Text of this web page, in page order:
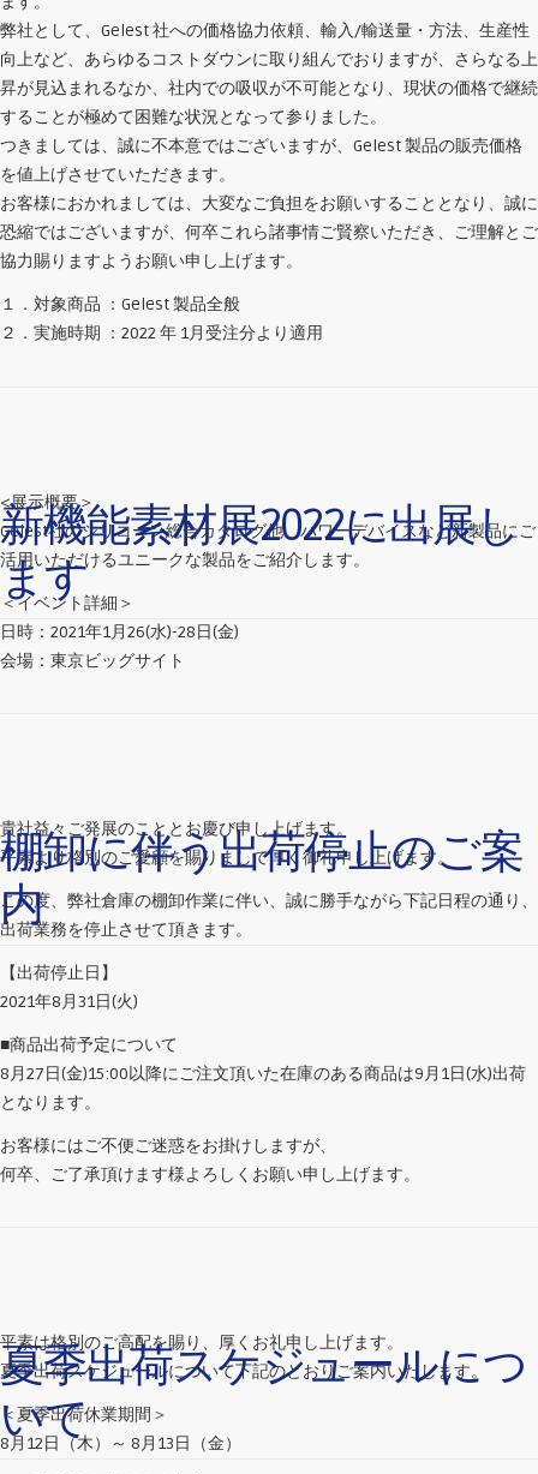
弊社として、Gelest 社への価格協力依頼、輸入/輸送量・方法、生産性
向上など、あらゆるコストダウンに取り組んでおりますが、さらなる上
昇が見込まれるなか、社内での吸収が不可能となり、現状の価格で継続
することが極めて困難な状況となって参りました。
つきましては、誠に不本意ではございますが、Gelest 製品の販売価格
を値上げさせていただきます。
お客様におかれましては、大変なご負担をお願いすることとなり、誠に
恐縮ではございますが、何卒これら諸事情ご賢察いただき、ご理解とご
協力賜りますようお願い申し上げます。
１．対象商品 ：Gelest 製品全般
２．実施時期 ：2022 年 1月受注分より適用
新機能素材展2022に出展し
ます
<展示概要＞
Gelest社のシリコーン総合カタログ他、パワーデバイスなど新製品にご
活用いただけるユニークな製品をご紹介します。
＜イベント詳細＞
日時：2021年1月26(水)-28日(金)
会場：東京ビッグサイト
棚卸に伴う出荷停止のご案
内
貴社益々ご発展のこととお慶び申し上げます。
平素より格別のご愛顧を賜りまして厚く御礼申し上げます。
この度、弊社倉庫の棚卸作業に伴い、誠に勝手ながら下記日程の通り、
出荷業務を停止させて頂きます。
【出荷停止日】
2021年8月31日(火)
■商品出荷予定について
8月27日(金)15:00以降にご注文頂いた在庫のある商品は9月1日(水)出荷
となります。
お客様にはご不便ご迷惑をお掛けしますが、
何卒、ご了承頂けます様よろしくお願い申し上げます。
夏季出荷スケジュールにつ
いて
平素は格別のご高配を賜り、厚くお礼申し上げます。
夏季出荷スケジュールについて下記のとおりご案内いたします。
＜夏季出荷休業期間＞
8月12日（木）～ 8月13日（金）